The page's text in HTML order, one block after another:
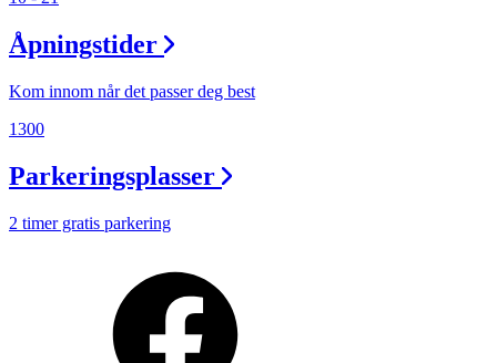
Åpningstider
Kom innom når det passer deg best
1300
Parkeringsplasser
2 timer gratis parkering